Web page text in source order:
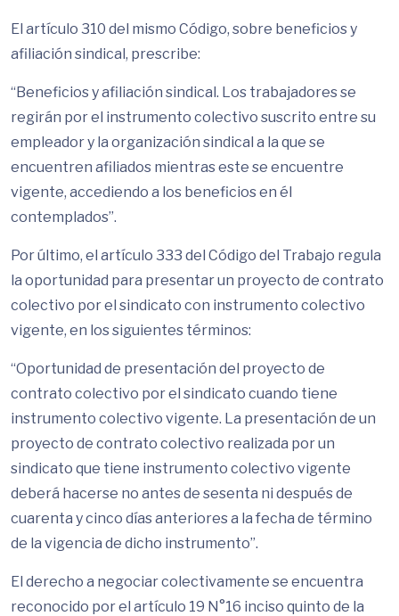
El artículo 310 del mismo Código, sobre beneficios y
afiliación sindical, prescribe:
“Beneficios y afiliación sindical. Los trabajadores se
regirán por el instrumento colectivo suscrito entre su
empleador y la organización sindical a la que se
encuentren afiliados mientras este se encuentre
vigente, accediendo a los beneficios en él
contemplados”.
Por último, el artículo 333 del Código del Trabajo regula
la oportunidad para presentar un proyecto de contrato
colectivo por el sindicato con instrumento colectivo
vigente, en los siguientes términos:
“Oportunidad de presentación del proyecto de
contrato colectivo por el sindicato cuando tiene
instrumento colectivo vigente. La presentación de un
proyecto de contrato colectivo realizada por un
sindicato que tiene instrumento colectivo vigente
deberá hacerse no antes de sesenta ni después de
cuarenta y cinco días anteriores a la fecha de término
de la vigencia de dicho instrumento”.
El derecho a negociar colectivamente se encuentra
reconocido por el artículo 19 N°16 inciso quinto de la